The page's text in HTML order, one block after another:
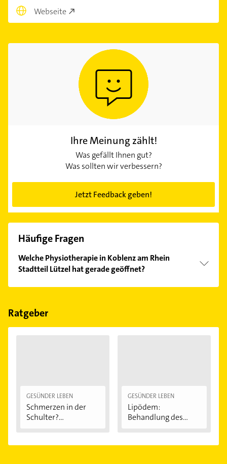
Webseite
Ihre Meinung zählt!
Was gefällt Ihnen gut?
Was sollten wir verbessern?
Jetzt Feedback geben!
Häufige Fragen
Welche Physiotherapie in Koblenz am Rhein
Stadtteil Lützel hat gerade geöffnet?
Im Anbieter-Bereich finden Sie alleÖffnungszeiten.
Feiertagen abweichen können.
Ratgeber
GESÜNDER LEBEN
Schmerzen in der
Schulter?
GESÜNDER LEBEN
Lipödem:
Behandlung des